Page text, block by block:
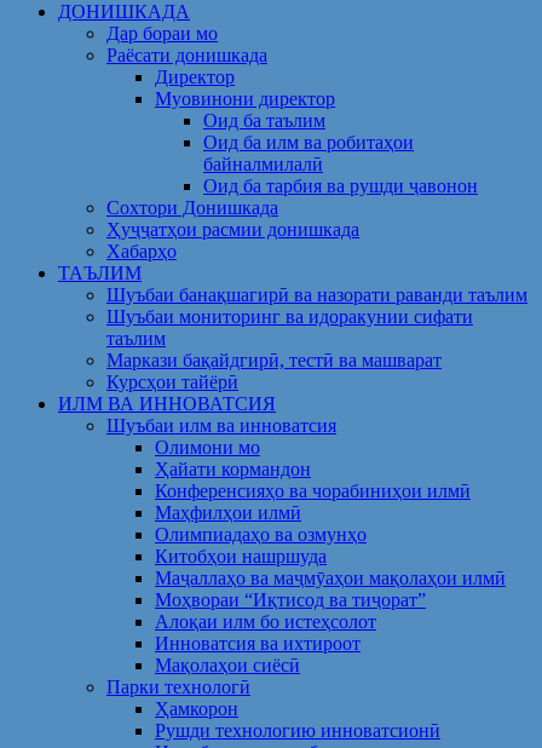
ДОНИШКАДА
Дар бораи мо
Раёсати донишкада
Директор
Муовинони директор
Оид ба таълим
Оид ба илм ва робитаҳои
байналмилалӣ
Оид ба тарбия ва рушди ҷавонон
Сохтори Донишкада
Ҳуҷҷатҳои расмии донишкада
Хабарҳо
ТАЪЛИМ
Шуъбаи банақшагирӣ ва назорати раванди таълим
Шуъбаи мониторинг ва идоракунии сифати
таълим
Маркази бақайдгирӣ, тестӣ ва машварат
Курсҳои тайёрӣ
ИЛМ ВА ИННОВАТСИЯ
Шуъбаи илм ва инноватсия
Олимони мо
Ҳайати кормандон
Конференсияҳо ва чорабиниҳои илмӣ
Маҳфилҳои илмӣ
Олимпиадаҳо ва озмунҳо
Китобҳои нашршуда
Маҷаллаҳо ва маҷмӯаҳои мақолаҳои илмӣ
Моҳвораи “Иқтисод ва тиҷорат”
Алоқаи илм бо истеҳсолот
Инноватсия ва ихтироот
Мақолаҳои сиёсӣ
Парки технологӣ
Ҳамкорон
Рушди технологию инноватсионӣ